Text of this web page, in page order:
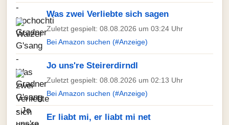
Was zwei Verliebte sich sagen
Zuletzt gespielt: 08.08.2026 um 03:24 Uhr
Bei Amazon suchen (#Anzeige)
Jo uns're Steirerdirndl
Zuletzt gespielt: 08.08.2026 um 02:13 Uhr
Bei Amazon suchen (#Anzeige)
Er liabt mi, er liabt mi net